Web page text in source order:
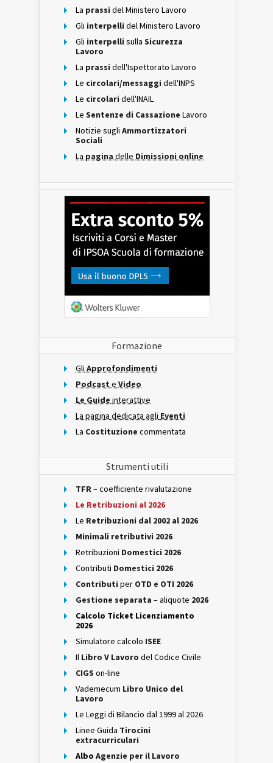
La prassi del Ministero Lavoro
Gli interpelli del Ministero Lavoro
Gli interpelli sulla Sicurezza
Lavoro
La prassi dell'Ispettorato Lavoro
Le circolari/messaggi dell'INPS
Le circolari dell'INAIL
Le Sentenze di Cassazione Lavoro
Notizie sugli Ammortizzatori
Sociali
La pagina delle Dimissioni online
Formazione
Gli Approfondimenti
Podcast e Video
Le Guide interattive
La pagina dedicata agli Eventi
La Costituzione commentata
Strumenti utili
TFR– coefficiente rivalutazione
Le Retribuzioni al 2026
Le Retribuzioni dal 2002 al 2026
Minimali retributivi 2026
Retribuzioni Domestici 2026
Contributi Domestici 2026
Contributi per OTD e OTI 2026
Gestione separata – aliquote 2026
Calcolo Ticket Licenziamento
2026
Simulatore calcolo ISEE
Il Libro V Lavoro del Codice Civile
CIGS on-line
Vademecum Libro Unico del
Lavoro
Le Leggi di Bilancio dal 1999 al 2026
Linee Guida Tirocini
extracurriculari
Albo Agenzie per il Lavoro